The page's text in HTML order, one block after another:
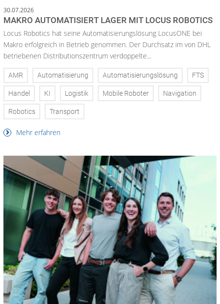
30.07.2026
MAKRO AUTOMATISIERT LAGER MIT LOCUS ROBOTICS
Locus Robotics hat seine Automatisierungslösung LocusONE bei
Makro erfolgreich in Betrieb genommen. Der Durchsatz im von DHL
betriebenen Distributionszentrum verdoppelte...
AMR Automatisierung Automatisierungslösung FTS
Handel KI Logistik Mobile Roboter Navigation
Robotics Transport
Mehr erfahren